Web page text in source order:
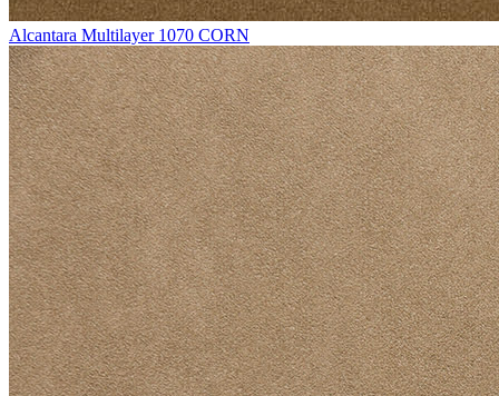
Alcantara Multilayer 1070 CORN